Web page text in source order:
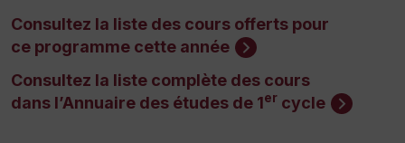
Consultez la liste des cours offerts pour
ce programme cette année
Consultez la liste complète des cours
dans l’Annuaire des études de 1er cycle